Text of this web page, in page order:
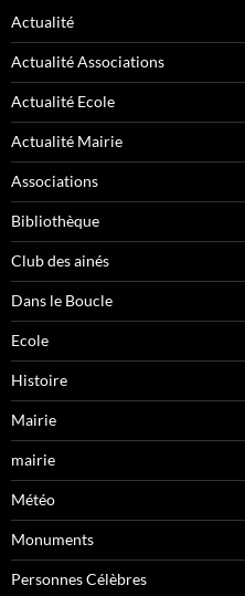
Actualité
Actualité Associations
Actualité Ecole
Actualité Mairie
Associations
Bibliothèque
Club des ainés
Dans le Boucle
Ecole
Histoire
Mairie
mairie
Météo
Monuments
Personnes Célèbres